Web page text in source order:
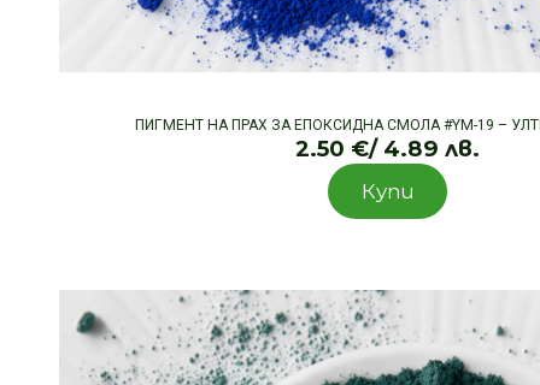
ПИГМЕНТ НА ПРАХ ЗА ЕПОКСИДНА СМОЛА #YM-19 –
2.50 €/ 4.89 лв.
Купи